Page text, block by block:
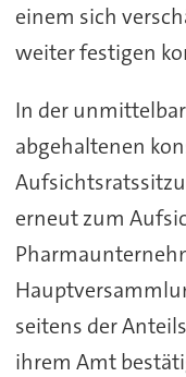
einem sich
weiter festigen
In der
abgehaltenen
erneut zum
seitens der
ihrem Amt